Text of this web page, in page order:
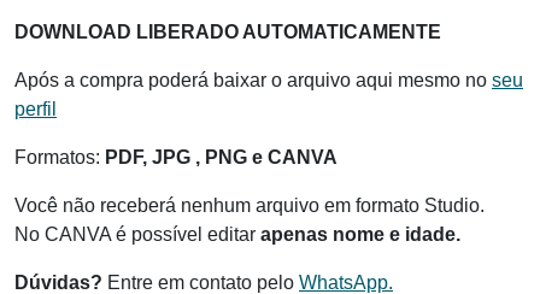
DOWNLOAD LIBERADO AUTOMATICAMENTE
Após a compra poderá baixar o arquivo aqui mesmo no seu
perfil
Formatos: PDF, JPG , PNG e CANVA
Você não receberá nenhum arquivo em formato Studio.
No CANVA é possível editar apenas nome e idade.
Dúvidas? Entre em contato pelo WhatsApp.